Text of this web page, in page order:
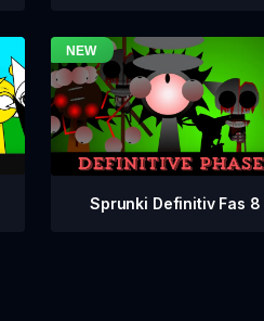
Sprunki Definitiv Fas 8